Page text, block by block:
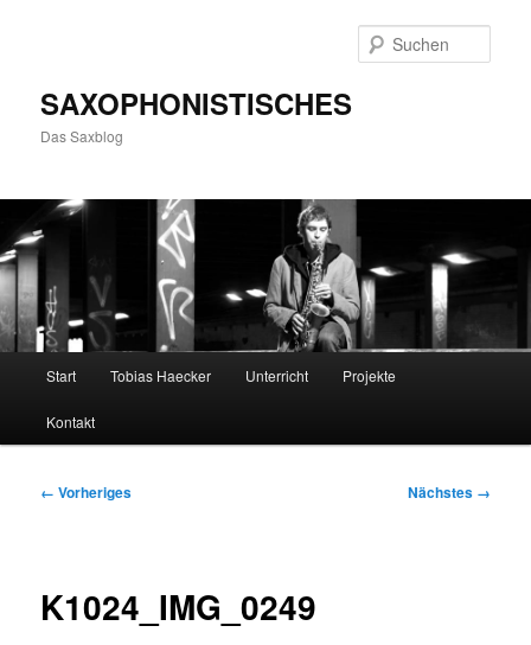
SAXOPHONISTISCHES
Das Saxblog
Start Tobias Haecker Unterricht Projekte
Kontakt
Bilder-
← Vorheriges Nächstes →
K1024_IMG_0249